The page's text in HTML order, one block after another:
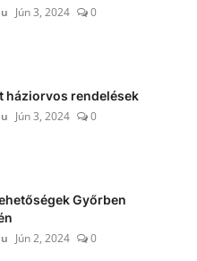
Jún 3, 2024 0
háziorvos rendelések
Jún 3, 2024 0
Győrben
Jún 2, 2024 0